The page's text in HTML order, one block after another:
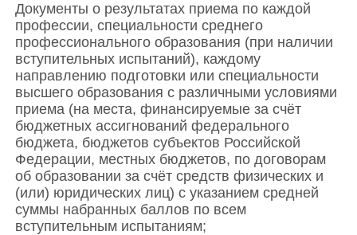
Документы о рeзультатах приема по каждой
профессии, специальности среднего
профессионального образования (при наличии
вступительных испытаний), каждому
направлению подготовки или специальности
высшего образования с различными условиями
приема (на места, финансируемые за счёт
бюджетных ассигнований федерального
бюджета, бюджетов субъектов Российской
Федерации, местных бюджетов, по договорам
об образовании за счёт средств физических и
(или) юридических лиц) с указанием средней
суммы набранных баллов по всем
вступительным испытаниям;